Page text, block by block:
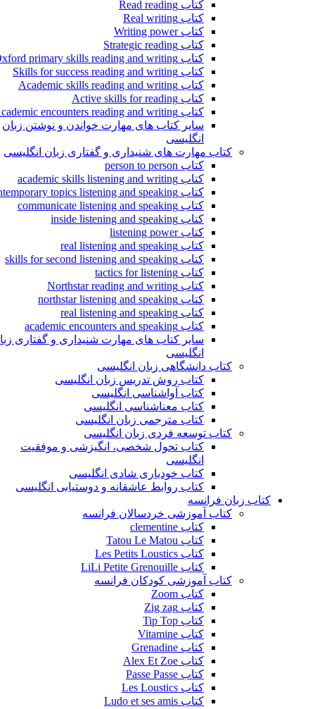
کتاب Read reading
کتاب Real writing
کتاب Writing power
کتاب Strategic reading
کتاب Oxford primary skills reading and writing
کتاب Skills for success reading and writing
کتاب Academic skills reading and writing
کتاب Active skills for reading
کتاب Academic encounters reading and writing
سایر کتاب های مهارت خواندن و نوشتن زبان
انگلیسی
کتاب مهارت های شنیداری و گفتاری زبان انگلیسی
کتاب person to person
کتاب academic skills listening and writing
کتاب contemporary topics listening and speaking
کتاب communicate listening and speaking
کتاب inside listening and speaking
کتاب listening power
کتاب real listening and speaking
کتاب skills for second listening and speaking
کتاب tactics for listening
کتاب Northstar reading and writing
کتاب northstar listening and speaking
کتاب real listening and speaking
کتاب academic encounters and speaking
سایر کتاب های مهارت شنیداری و گفتاری
انگلیسی
کتاب دانشگاهی زبان انگلیسی
کتاب روش تدریس زبان انگلیسی
کتاب آواشناسی انگلیسی
کتاب معناشناسی انگلیسی
کتاب مترجمی زبان انگلیسی
کتاب توسعه فردی زبان انگلیسی
کتاب تحول شخصی، انگیزشی و موفقیت
انگلیسی
کتاب خودیاری شادی انگلیسی
کتاب روابط عاشقانه و دوستیابی انگلیسی
کتاب زبان فرانسه
کتاب آموزشی خردسالان فرانسه
کتاب clementine
کتاب Tatou Le Matou
کتاب Les Petits Loustics
کتاب LiLi Petite Grenouille
کتاب آموزشی کودکان فرانسه
کتاب Zoom
کتاب Zig zag
کتاب Tip Top
کتاب Vitamine
کتاب Grenadine
کتاب Alex Et Zoe
کتاب Passe Passe
کتاب Les Loustics
کتاب Ludo et ses amis